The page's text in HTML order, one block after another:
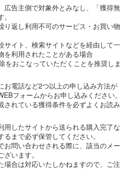
広告主側で対象外とみなし、「獲得無
り返し利用不可のサービス・お買い物
サイト、検索サイトなどを経由して一
を利用されたことがある場合
をおこなっていただくことを推奨しま
お電話など2つ以上の申し込み方法が
フォームからお申し込みください。
されている獲得条件を必ずよくお読み
用したサイトから送られる購入完了な
まで必ず保管してください。
お問い合わせされる際に、該当のメー
います。
場合は対応いたしかねますので、ご注